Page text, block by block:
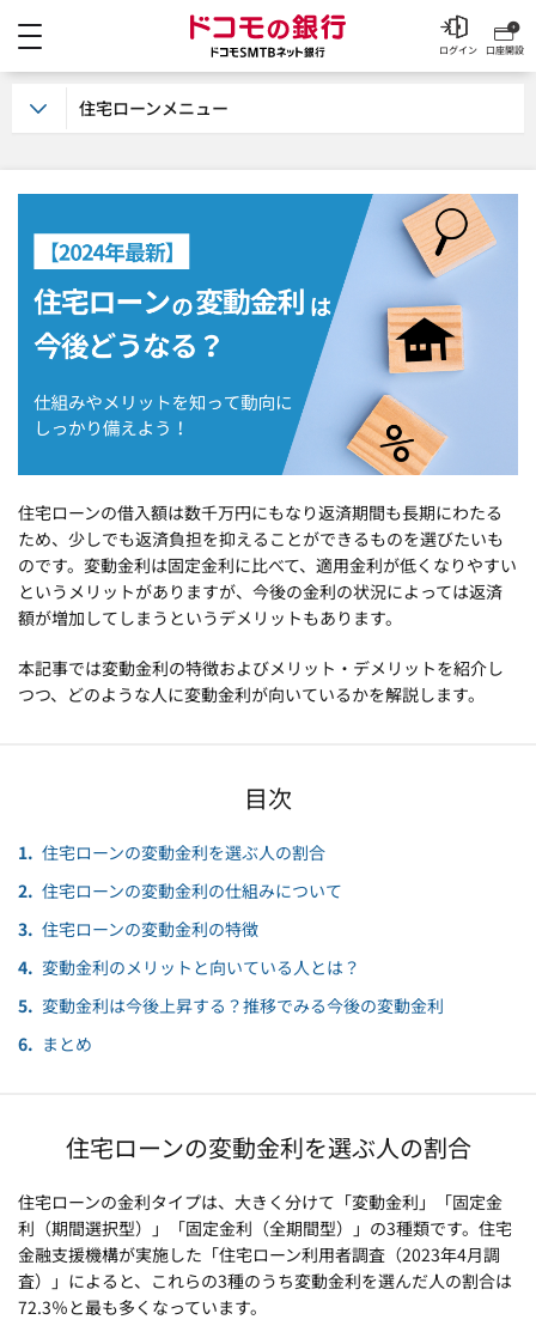
ドコモの銀行 ドコモ
口座開設
ログイン
住宅ローンの借入額は数千万円にもなり返済期間も長期にわたる
ため、少しでも返済負担を抑えることができるものを選びたいも
のです。変動金利は固定金利に比べて、適用金利が低くなりやすい
というメリットがありますが、今後の金利の状況によっては返済
額が増加してしまうというデメリットもあります。
本記事では変動金利の特徴およびメリット・デメリットを紹介し
つつ、どのような人に変動金利が向いているかを解説します。
目次
住宅ローンの変動金利を選ぶ人の割合
住宅ローンの変動金利の仕組みについて
住宅ローンの変動金利の特徴
変動金利のメリットと向いている人とは？
変動金利は今後上昇する？推移でみる今後の変動金利
まとめ
住宅ローンの変動金利を選ぶ人の割合
住宅ローンの金利タイプは、大きく分けて「変動金利」「固定金
利（期間選択型）」「固定金利（全期間型）」の3種類です。住宅
金融支援機構が実施した「住宅ローン利用者調査（2023年4月調
査）」によると、これらの3種のうち変動金利を選んだ人の割合は
72.3％と最も多くなっています。
住宅ローンメニュー